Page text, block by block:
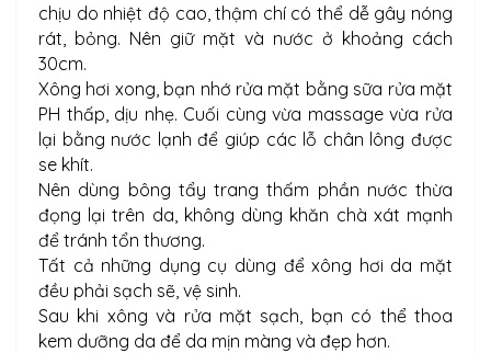
chịu do nhiệt độ cao, thậm chí có thể dễ gây nóng
rát, bỏng. Nên giữ mặt và nước ở khoảng cách
30cm.
Xông hơi xong, bạn nhớ rửa mặt bằng sữa rửa mặt
PH thấp, dịu nhẹ. Cuối cùng vừa massage vừa rửa
lại bằng nước lạnh để giúp các lỗ chân lông được
se khít.
Nên dùng bông tẩy trang thấm phần nước thừa
đọng lại trên da, không dùng khăn chà xát mạnh
để tránh tổn thương.
Tất cả những dụng cụ dùng để xông hơi da mặt
đều phải sạch sẽ, vệ sinh.
Sau khi xông và rửa mặt sạch, bạn có thể thoa
kem dưỡng da để da mịn màng và đẹp hơn.